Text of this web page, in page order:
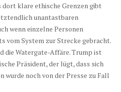
dort klare ethische Grenzen gibt
unantastbaren
wenn einzelne Personen
vom System zur Strecke gebracht.
die Watergate-Affäre. Trump ist
Präsident, der lügt, dass sich
wurde noch von der Presse zu Fall